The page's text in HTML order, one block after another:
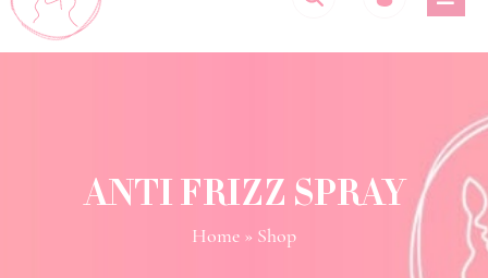
ANTI FRIZZ SPRAY
Home » Shop